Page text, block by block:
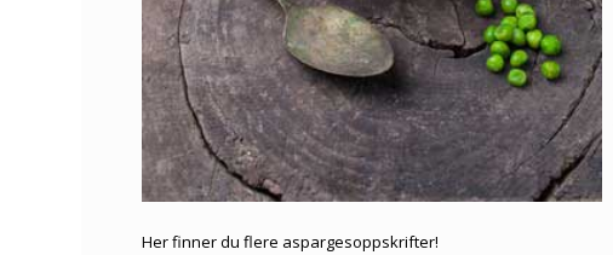
Her finner du flere aspargesoppskrifter!